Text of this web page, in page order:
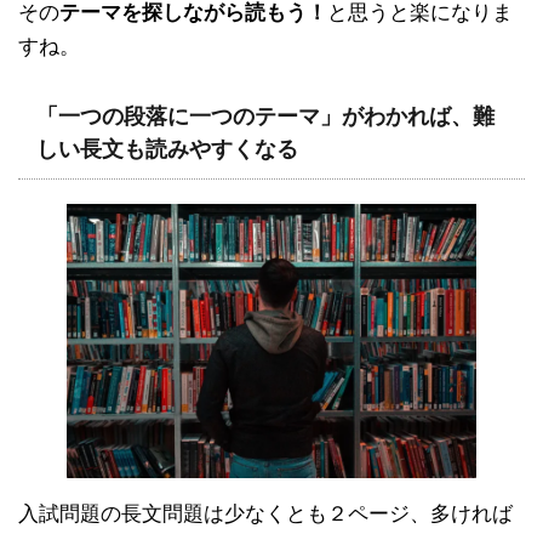
そのテーマを探しながら読もう！ と思うと楽になりま
すね。
「一つの段落に一つのテーマ」がわかれば、難
しい長文も読みやすくなる
入試問題の長文問題は少なくとも２ページ、多ければ